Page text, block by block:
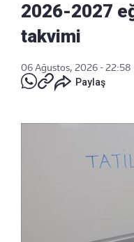
2026-2027
takvimi
06 Ağustos, 2026 - 22:58
Paylaş